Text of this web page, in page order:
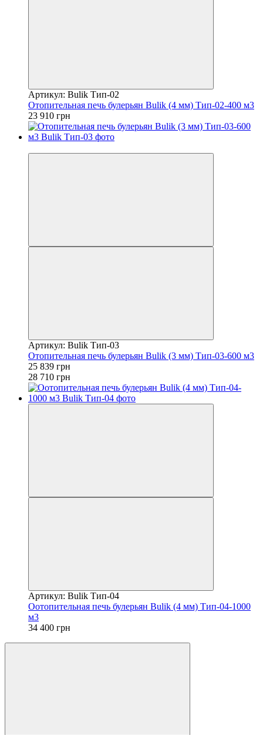
Артикул: Bulik Тип-02
Отопительная печь булерьян Bulik (4 мм) Тип-02-400 м3
23 910 грн
Артикул: Bulik Тип-03
Отопительная печь булерьян Bulik (3 мм) Тип-03-600 м3
25 839 грн
28 710 грн
Артикул: Bulik Тип-04
Оотопительная печь булерьян Bulik (4 мм) Тип-04-1000
м3
34 400 грн